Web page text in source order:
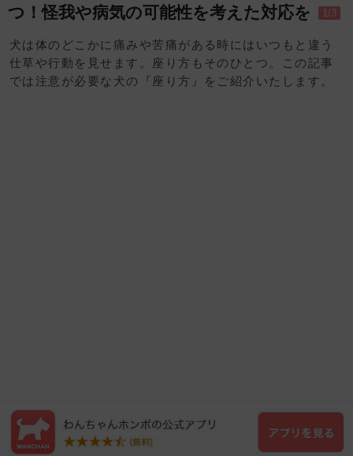
つ！怪我や病気の可能性を考えた対応を
1/3
犬は体のどこかに痛みや苦痛がある時にはいつもと違う
仕草や行動を見せます。座り方もそのひとつ。この記事
では注意が必要な犬の『座り方』をご紹介いたします。